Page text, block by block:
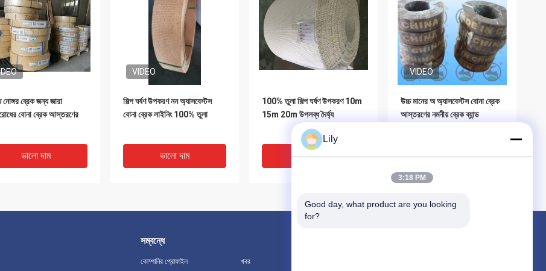
নোঙ্গর ব্রেক জন্য জারা
বোনা ব্রেক আস্তরণের
ভালো দাম
VIDEO
শিল্প ঘর্ষণ উপকরণ নন অ্যাসবেস্টস
বোনা ব্রেক লাইনিং 100% তুলা
ভালো দাম
100% তুলা শিল্প ঘর্ষণ উপকরণ 10m
15m 20m উপলব্ধ দৈর্ঘ্য
ভালো দাম
VIDEO
উচ্চ মানের অ অ্যাসবেস্টস বোনা ব্রেক
আস্তরণের নমনীয় ব্রেক ব্যান্ড
ভালো দাম
সম্বন্ধে
কোম্পানির প্রোফাইল খবর
Lily
3:18 PM
Good day, what product are you looking
for?